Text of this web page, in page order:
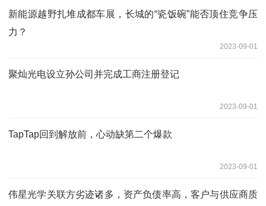
新能源越野扎堆成都车展，长城的“瓷饭碗”能否顶住竞争压
力？
2023-09-01
聚灿光电设立孙公司并完成工商注册登记
2023-09-01
TapTap回到解放前，心动缺第二个爆款
2023-09-01
伟星光学关联方劣迹诸多，资产负债率高，客户与供应商质